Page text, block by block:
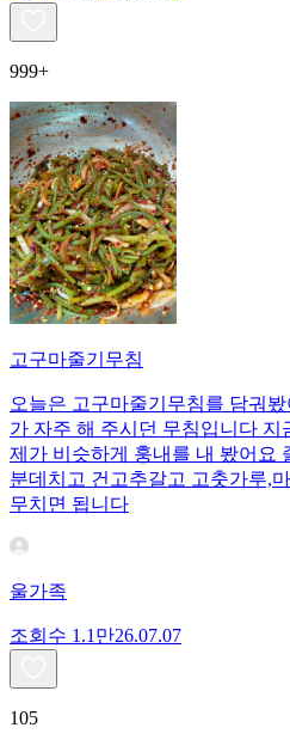
999+
고구마줄기무침
오늘은 고구마줄기무침를 담궈
가 자주 해 주시던 무침입니다
제가 비슷하게 훙내를 내 봤어요
분데치고 건고추갈고 고춧가루,
무치면 됩니다
울가족
조회수 1.1만26.07.07
105